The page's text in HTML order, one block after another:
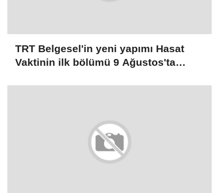
TRT Belgesel'in yeni yapımı Hasat
Vaktinin ilk bölümü 9 Ağustos'ta